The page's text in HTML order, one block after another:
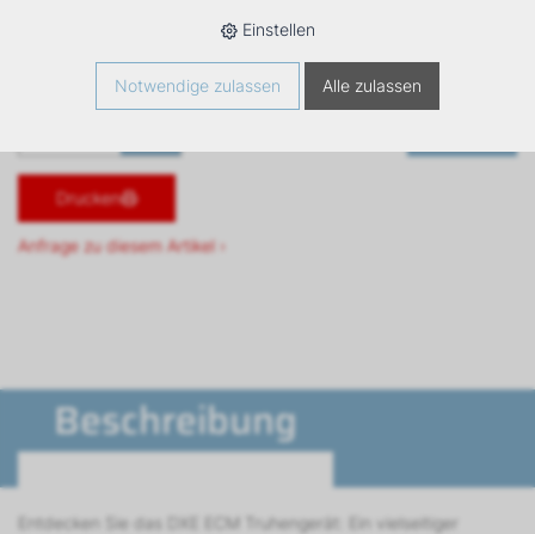
Drucken
Anfrage zu diesem Artikel ›
Beschreibung
Entdecken Sie das DXE ECM Truhengerät: Ein vielseitiger
Einstellen
Notwendige zulassen Alle zulassen